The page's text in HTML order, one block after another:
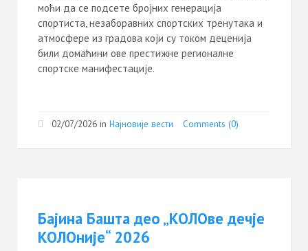
моћи да се подсете бројних генерација
спортиста, незаборавних спортских тренутака и
атмосфере из градова који су током деценија
били домаћини ове престижне регионалне
спортске манифестације.
02/07/2026 in Најновије вести Comments (0)
Бајина Башта део „КОЛОве дечје
КОЛОније“ 2026